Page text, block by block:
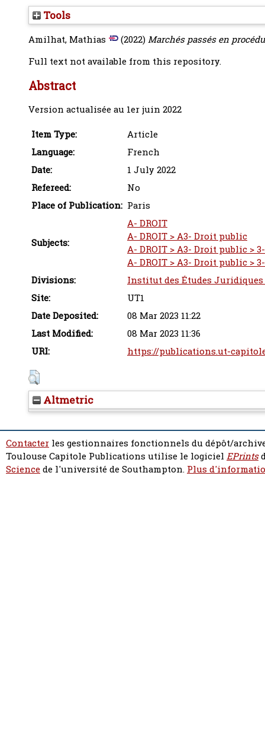
Tools
Amilhat, Mathias (2022)Marchés passés en
Full text not available from this repository.
Abstract
Version actualisée au 1er juin 2022
Item Type:
Article
Language:
French
Date:
1 July 2022
Refereed:
No
Place of Publication: Paris
Subjects:
A- DROIT
A- DROIT > A3- Droit public
A- DROIT > A3- Droit public >
A- DROIT > A3- Droit public >
Divisions:
Institut des Études
Site:
UT1
Date Deposited:
08 Mar 2023 11:22
Last Modified:
08 Mar 2023 11:36
URI:
https://publications.ut-
Altmetric
Contacter les gestionnaires fonctionnels du dépôt/
Toulouse Capitole Publications utilise le logiciel EPrints
Sciencede l'université de Southampton. Plus